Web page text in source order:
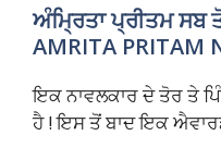
ਅੰਮ੍ਰਿਤਾ ਪ੍ਰੀਤਮ ਸਬ
AMRITA PRITAM
ਇਕ ਨਾਵਲਕਾਰ ਦੇ ਤੋਰ ਤੇ
ਹੈ ! ਇਸ ਤੋਂ ਬਾਦ ਇਕ